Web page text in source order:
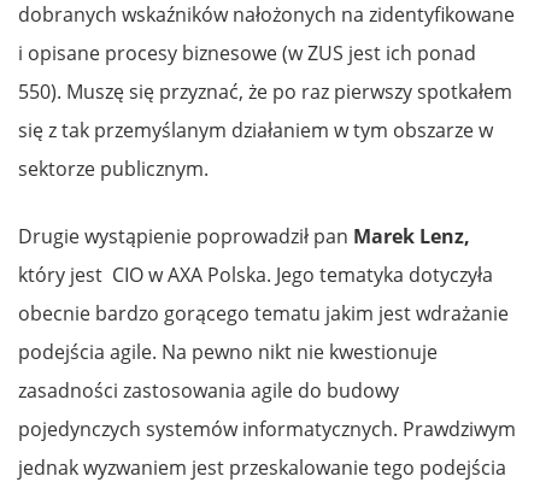
dobranych wskaźników nałożonych na zidentyfikowane
i opisane procesy biznesowe (w ZUS jest ich ponad
550). Muszę się przyznać, że po raz pierwszy spotkałem
się z tak przemyślanym działaniem w tym obszarze w
sektorze publicznym.
Drugie wystąpienie poprowadził pan Marek Lenz,
który jest CIO w AXA Polska. Jego tematyka dotyczyła
obecnie bardzo gorącego tematu jakim jest wdrażanie
podejścia agile. Na pewno nikt nie kwestionuje
zasadności zastosowania agile do budowy
pojedynczych systemów informatycznych. Prawdziwym
jednak wyzwaniem jest przeskalowanie tego podejścia